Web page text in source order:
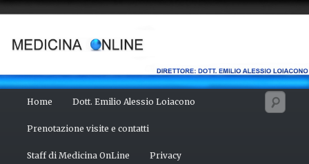
contenuto
principale
Home Dott. Emilio Alessio Loiacono
Prenotazione visite e contatti
Staff di Medicina OnLine Privacy